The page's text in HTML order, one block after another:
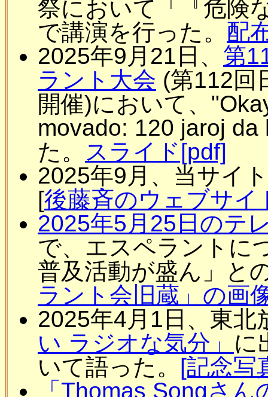
祭において「『危険
で講演を行った。 配
2025年9月21日、 第
ラント大会 (第112回
開催)において、
movado: 120 jaroj
た。
スライド[pdf]
2025年9月、当サイ
[後藤斉のウェブサイ
2025年5月25日のテ
で、エスペラントに
普及活動が盛ん」と
ラント会旧蔵」の画
2025年4月1日、東北
い ラジオな気分」 に
いて語った。 [記念写
「Thomas Songさん